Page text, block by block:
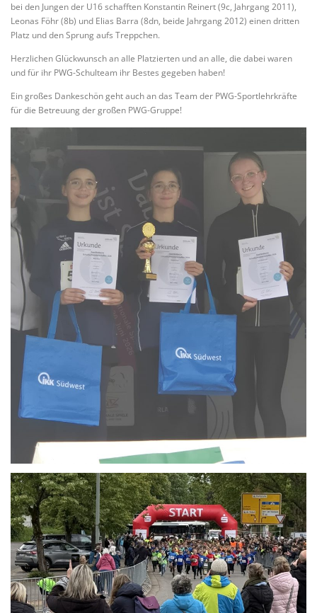
bei den Jungen der U16 schafften Konstantin Reinert (9c, Jahrgang 2011),
Leonas Föhr (8b) und Elias Barra (8dn, beide Jahrgang 2012) einen dritten
Platz und den Sprung aufs Treppchen.
Herzlichen Glückwunsch an alle Platzierten und an alle, die dabei waren
und für ihr PWG-Schulteam ihr Bestes gegeben haben!
Ein großes Dankeschön geht auch an das Team der PWG-Sportlehrkräfte
für die Betreuung der großen PWG-Gruppe!